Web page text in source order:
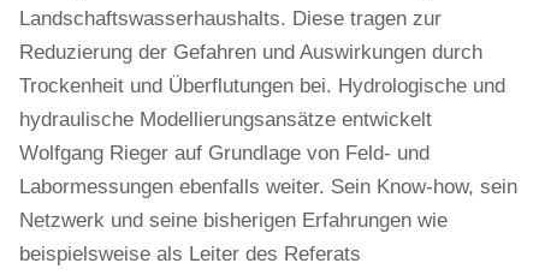
Landschaftswasserhaushalts. Diese tragen zur
Reduzierung der Gefahren und Auswirkungen durch
Trockenheit und Überflutungen bei. Hydrologische und
hydraulische Modellierungsansätze entwickelt
Wolfgang Rieger auf Grundlage von Feld- und
Labormessungen ebenfalls weiter. Sein Know-how, sein
Netzwerk und seine bisherigen Erfahrungen wie
beispielsweise als Leiter des Referats